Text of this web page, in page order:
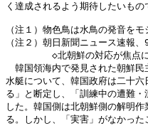
く達成されるよう期待したいもの
（注１）物色鳥は水鳥の発音を
（注２）朝日新聞ニュース速報
◇北朝鮮の対応が焦点に。
韓国領海内で発見された朝鮮民
水艇について、韓国政府は二十
る」と断定し、「訓練中の遭難
した。韓国側は北朝鮮側の解明
る。しかし、「実害」がなかった